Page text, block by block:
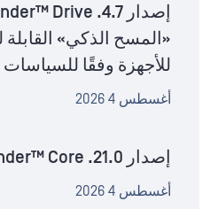
«المسح الذكي» القابلة
للأجهزة وفقًا للسياسات
أغسطس 4 2026
إصدار MetaDefender™ Core .21.0
أغسطس 4 2026